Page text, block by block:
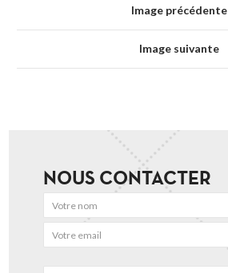
Image précédente
Image suivante
NOUS CONTACTER